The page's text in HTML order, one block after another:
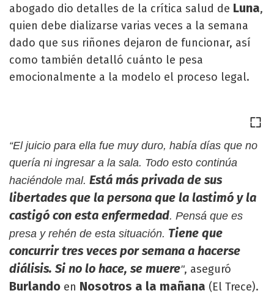
abogado dio detalles de la crítica salud de Luna,
quien debe dializarse varias veces a la semana
dado que sus riñones dejaron de funcionar, así
como también detalló cuánto le pesa
emocionalmente a la modelo el proceso legal.
“El juicio para ella fue muy duro, había días que no
quería ni ingresar a la sala. Todo esto continúa
haciéndole mal. Está más privada de sus
libertades que la persona que la lastimó y la
castigó con esta enfermedad. Pensá que es
presa y rehén de esta situación. Tiene que
concurrir tres veces por semana a hacerse
diálisis. Si no lo hace, se muere", aseguró
Burlando en Nosotros a la mañana (El Trece).